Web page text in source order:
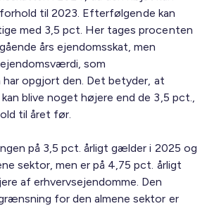
til 2023. Efterfølgende kan
med 3,5 pct. Her tages procenten
års ejendomsskat, men
som
har opgjort den. Det betyder, at
blive noget højere end de 3,5 pct.,
til året før.
på 3,5 pct. årligt gælder i 2025 og
sektor, men er på 4,75 pct. årligt
af erhvervsejendomme. Den
for den almene sektor er